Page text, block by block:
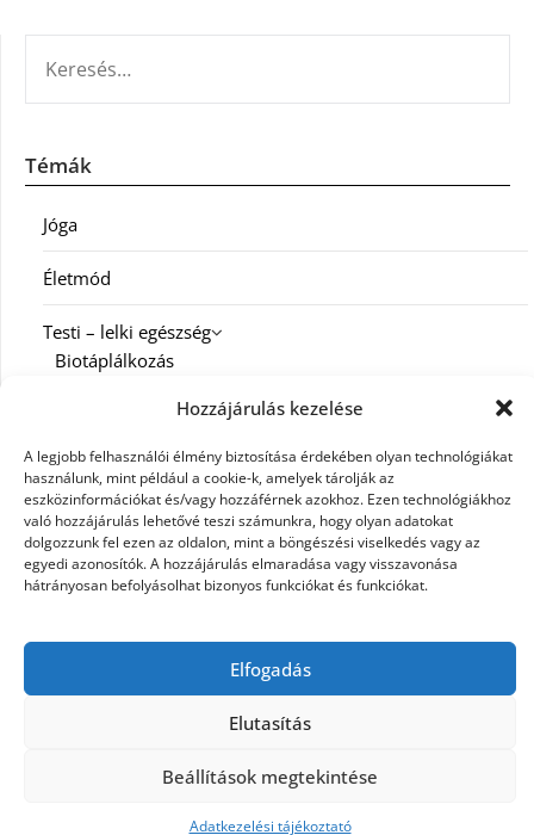
Hozzájárulás kezelése
A legjobb felhasználói élmény biztosítása érdekében olyan technológiákat
használunk, mint például a cookie-k, amelyek tárolják az
eszközinformációkat és/vagy hozzáférnek azokhoz. Ezen technológiákhoz
való hozzájárulás lehetővé teszi számunkra, hogy olyan adatokat
dolgozzunk fel ezen az oldalon, mint a böngészési viselkedés vagy az
egyedi azonosítók. A hozzájárulás elmaradása vagy visszavonása
hátrányosan befolyásolhat bizonyos funkciókat és funkciókat.
Elfogadás
Elutasítás
Beállítások megtekintése
Adatkezelési tájékoztató
Témák
Jóga
Életmód
Testi – lelki egészség
Biotáplálkozás
Diéta
Fitness
Spiritualitás
Theme